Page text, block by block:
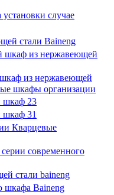
случае
стали Baineng
шкаф из нержавеющей
из нержавеющей
шкафы организации
шкаф 23
шкаф 31
Кварцевые
современного
стали baineng
шкафа Baineng